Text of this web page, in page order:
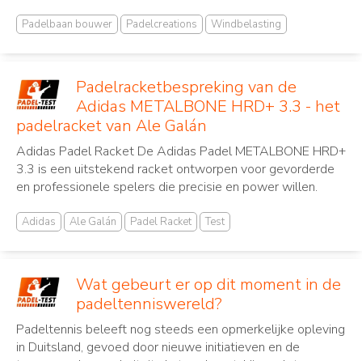
Padelbaan bouwer Padelcreations Windbelasting
Padelracketbespreking van de
Adidas METALBONE HRD+ 3.3 - het
padelracket van Ale Galán
Adidas Padel Racket De Adidas Padel METALBONE HRD+
3.3 is een uitstekend racket ontworpen voor gevorderde
en professionele spelers die precisie en power willen.
Adidas Ale Galán Padel Racket Test
Wat gebeurt er op dit moment in de
padeltenniswereld?
Padeltennis beleeft nog steeds een opmerkelijke opleving
in Duitsland, gevoed door nieuwe initiatieven en de